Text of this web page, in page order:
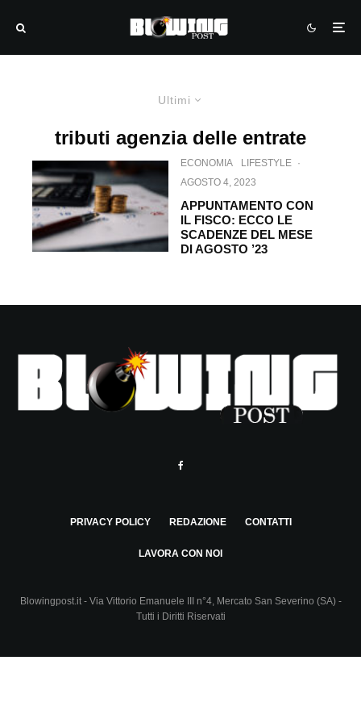
Ultimi
tributi agenzia delle entrate
ECONOMIA LIFESTYLE ·
AGOSTO 4, 2023
APPUNTAMENTO CON
IL FISCO: ECCO LE
SCADENZE DEL MESE
DI AGOSTO ’23
PRIVACY POLICY REDAZIONE CONTATTI
LAVORA CON NOI
Blowingpost.it - Via Vittorio Emanuele III n°4, Mercato San Severino (SA) -
Tutti i Diritti Riservati